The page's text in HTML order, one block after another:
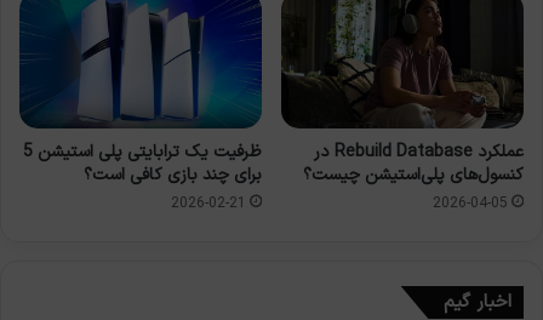
عملکرد Rebuild Database در
کنسول‌های پلی‌استیشن چیست؟
2026-04-05
ظرفیت یک ترابایتی پلی استیشن 5
برای چند بازی کافی است؟
2026-02-21
اخبار گیم